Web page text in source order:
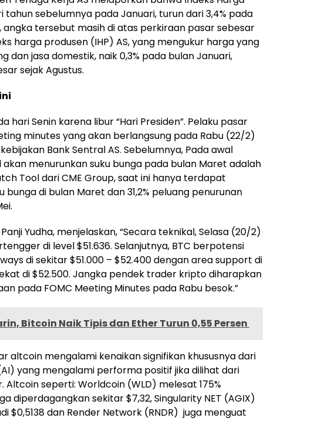
tahun sebelumnya pada Januari, turun dari 3,4% pada
tersebut masih di atas perkiraan pasar sebesar
harga produsen (IHP) AS, yang mengukur harga yang
dan jasa domestik, naik 0,3% pada bulan Januari,
sejak Agustus.
hari Senin karena libur “Hari Presiden”. Pelaku pasar
minutes yang akan berlangsung pada Rabu (22/2)
Bank Sentral AS. Sebelumnya, Pada awal
akan menurunkan suku bunga pada bulan Maret adalah
Tool dari CME Group, saat ini hanya terdapat
bunga di bulan Maret dan 31,2% peluang penurunan
Yudha, menjelaskan, “Secara teknikal, Selasa (20/2)
di level $51.636. Selanjutnya, BTC berpotensi
di sekitar $51.000 – $52.400 dengan area support di
di $52.500. Jangka pendek trader kripto diharapkan
pada FOMC Meeting Minutes pada Rabu besok.”
Bitcoin Naik Tipis dan Ether Turun 0,55 Persen
altcoin mengalami kenaikan signifikan khususnya dari
yang mengalami performa positif jika dilihat dari
seperti: Worldcoin (WLD) melesat 175%
diperdagangkan sekitar $7,32, Singularity NET (AGIX)
$0,5138 dan Render Network (RNDR) juga menguat